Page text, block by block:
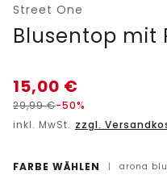
Street One
Blusentop mit
15,00 €
29,99€-50%
inkl. MwSt. zzgl.
FARBE WÄHLEN | arona